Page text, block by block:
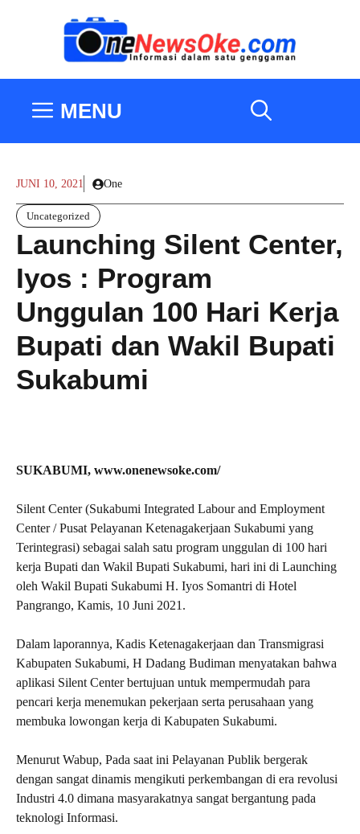
MENU
JUNI 10, 2021 One
Uncategorized
Launching Silent Center,
Iyos : Program
Unggulan 100 Hari Kerja
Bupati dan Wakil Bupati
Sukabumi
SUKABUMI, www.onenewsoke.com/
Silent Center (Sukabumi Integrated Labour and Employment
Center / Pusat Pelayanan Ketenagakerjaan Sukabumi yang
Terintegrasi) sebagai salah satu program unggulan di 100 hari
kerja Bupati dan Wakil Bupati Sukabumi, hari ini di Launching
oleh Wakil Bupati Sukabumi H. Iyos Somantri di Hotel
Pangrango, Kamis, 10 Juni 2021.
Dalam laporannya, Kadis Ketenagakerjaan dan Transmigrasi
Kabupaten Sukabumi, H Dadang Budiman menyatakan bahwa
aplikasi Silent Center bertujuan untuk mempermudah para
pencari kerja menemukan pekerjaan serta perusahaan yang
membuka lowongan kerja di Kabupaten Sukabumi.
Menurut Wabup, Pada saat ini Pelayanan Publik bergerak
dengan sangat dinamis mengikuti perkembangan di era revolusi
Industri 4.0 dimana masyarakatnya sangat bergantung pada
teknologi Informasi.